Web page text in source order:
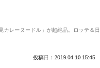
カレーヌードル」が超絶品。ロッテ＆日
投稿日：2019.04.10 15:45